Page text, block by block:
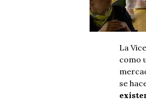
La
como
se